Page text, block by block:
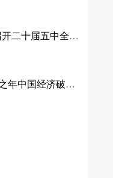
工作 中共中央总书记习近平主持会议
国经济破浪前行